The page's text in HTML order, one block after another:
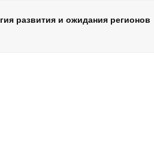
развития и ожидания регионов